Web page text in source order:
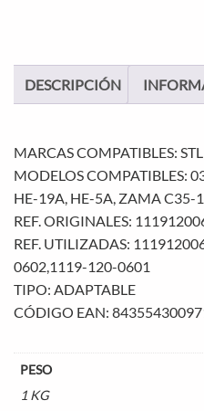
DESCRIPCIÓN
MARCAS COMPATIBLES: STL
MODELOS COMPATIBLES:
HE-19A, HE-5A, ZAMA C35-
REF. ORIGINALES:
REF. UTILIZADAS:
0602,1119-120-0601
TIPO: ADAPTABLE
CÓDIGO EAN:
PESO
1 KG